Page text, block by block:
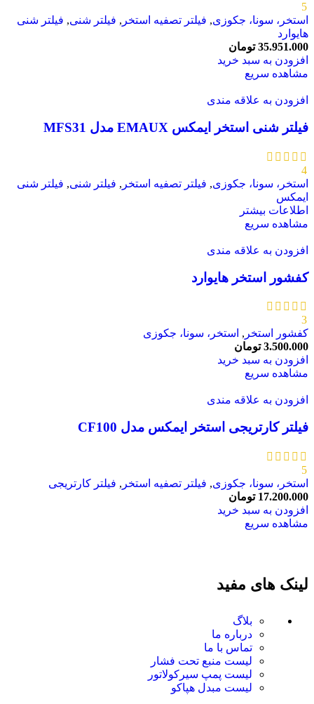
5
استخر، سونا، جکوزی, فیلتر تصفیه استخر , فیلتر شنی, فیلتر شنی
هایوارد
35.951.000 تومان
افزودن به سبد خرید
مشاهده سریع
افزودن به علاقه مندی
فیلتر شنی استخر ایمکس EMAUX مدل MFS31
4
استخر، سونا، جکوزی, فیلتر تصفیه استخر , فیلتر شنی, فیلتر شنی
ایمکس
اطلاعات بیشتر
مشاهده سریع
افزودن به علاقه مندی
کفشور استخر هایوارد
3
کفشور استخر , استخر، سونا، جکوزی
3.500.000 تومان
افزودن به سبد خرید
مشاهده سریع
افزودن به علاقه مندی
فیلتر کارتریجی استخر ایمکس مدل CF100
5
استخر، سونا، جکوزی, فیلتر تصفیه استخر , فیلتر کارتریجی
17.200.000 تومان
افزودن به سبد خرید
مشاهده سریع
لینک های مفید
بلاگ
درباره ما
تماس با ما
لیست منبع تحت فشار
لیست پمپ سیرکولاتور
لیست مبدل هپاکو